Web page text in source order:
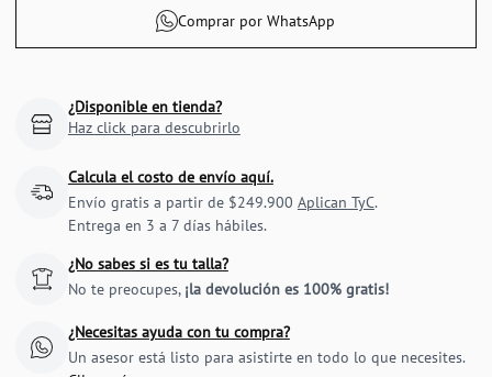
Comprar por WhatsApp
¿Disponible en tienda?
Haz click para descubrirlo
Calcula el costo de envío aquí.
Envío gratis a partir de $249.900 Aplican TyC.
Entrega en 3 a 7 días hábiles.
¿No sabes si es tu talla?
No te preocupes, ¡la devolución es 100% gratis!
¿Necesitas ayuda con tu compra?
Un asesor está listo para asistirte en todo lo que necesites.